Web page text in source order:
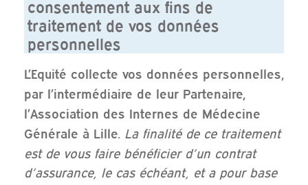
consentement aux fins de
traitement de vos données
personnelles
L’Equité collecte vos données personnelles,
par l’intermédiaire de leur Partenaire,
l’Association des Internes de Médecine
Générale à Lille. La finalité de ce traitement
est de vous faire bénéficier d’un contrat
d’assurance, le cas échéant, et a pour base